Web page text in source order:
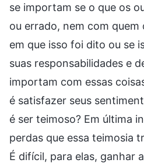
se importam se o que os
ou errado, nem com
em que isso foi dito ou se
suas responsabilidades e
importam com essas
é satisfazer seus
é ser teimoso? Em última
perdas que essa teimosia
É difícil, para elas, ganhar